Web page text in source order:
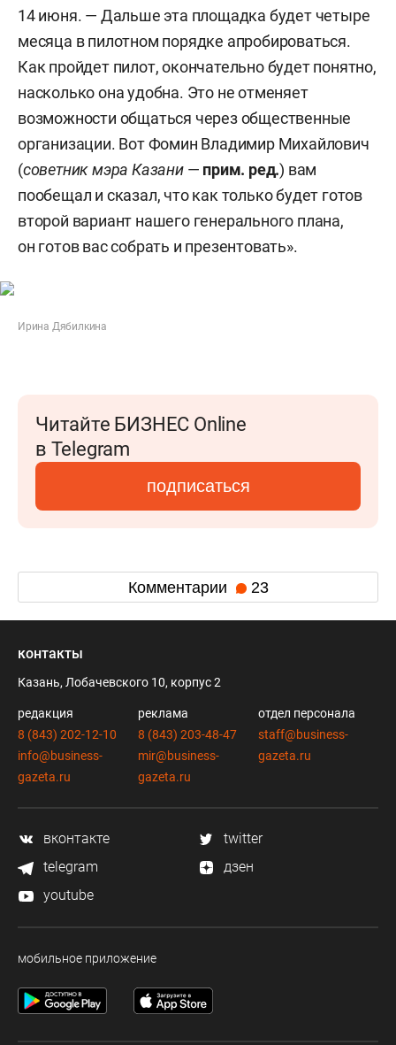
14 июня. — Дальше эта площадка будет четыре
месяца в пилотном порядке апробироваться.
Как пройдет пилот, окончательно будет понятно,
насколько она удобна. Это не отменяет
возможности общаться через общественные
организации. Вот Фомин Владимир Михайлович
(советник мэра Казани — прим. ред.) вам
пообещал и сказал, что как только будет готов
второй вариант нашего генерального плана,
он готов вас собрать и презентовать».
Ирина Дябилкина
Читайте БИЗНЕС Online
в Telegram
подписаться
Комментарии 23
контакты
Казань, Лобачевского 10, корпус 2
редакция
8 (843) 202-12-10
info@business-
gazeta.ru
реклама
8 (843) 203-48-47
mir@business-
gazeta.ru
отдел персонала
staff@business-
gazeta.ru
вконтакте
twitter
telegram
дзен
youtube
мобильное приложение